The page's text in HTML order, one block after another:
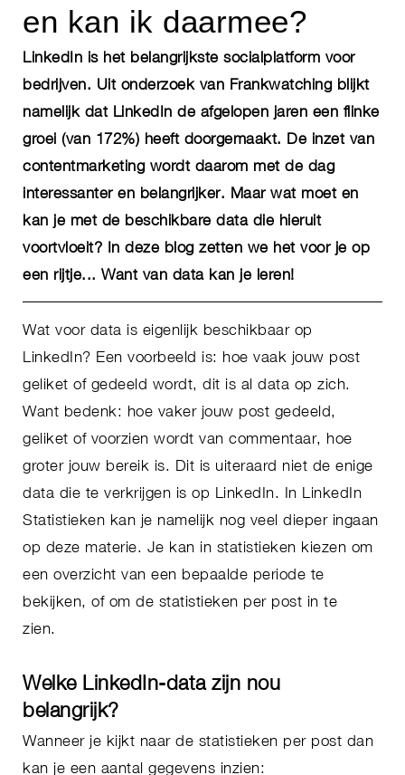
en kan ik daarmee?
LinkedIn is het belangrijkste socialplatform voor
bedrijven. Uit onderzoek van Frankwatching blijkt
namelijk dat LinkedIn de afgelopen jaren een flinke
groei (van 172%) heeft doorgemaakt. De inzet van
contentmarketing wordt daarom met de dag
interessanter en belangrijker. Maar wat moet en
kan je met de beschikbare data die hieruit
voortvloeit? In deze blog zetten we het voor je op
een rijtje... Want van data kan je leren!
Wat voor data is eigenlijk beschikbaar op
LinkedIn? Een voorbeeld is: hoe vaak jouw post
geliket of gedeeld wordt, dit is al data op zich.
Want bedenk: hoe vaker jouw post gedeeld,
geliket of voorzien wordt van commentaar, hoe
groter jouw bereik is. Dit is uiteraard niet de enige
data die te verkrijgen is op LinkedIn. In LinkedIn
Statistieken kan je namelijk nog veel dieper ingaan
op deze materie. Je kan in statistieken kiezen om
een overzicht van een bepaalde periode te
bekijken, of om de statistieken per post in te
zien.
Welke LinkedIn-data zijn nou
belangrijk?
Wanneer je kijkt naar de statistieken per post dan
kan je een aantal gegevens inzien: